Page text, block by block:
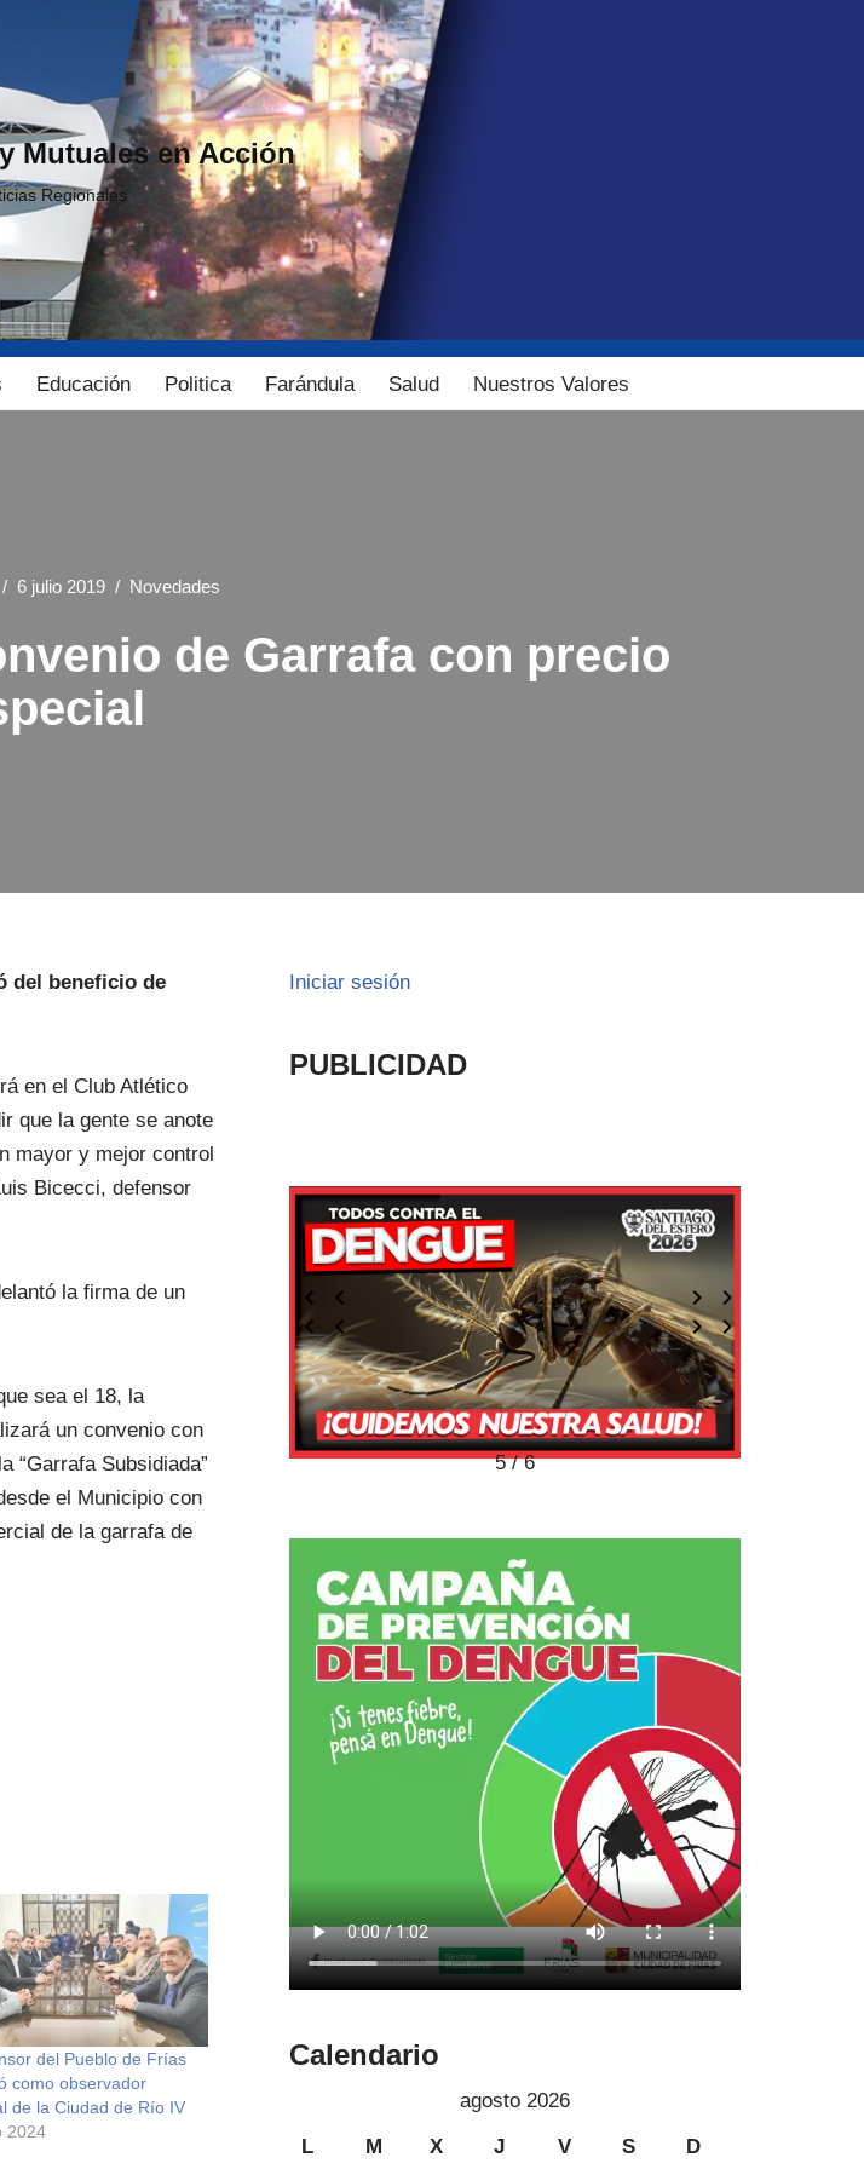
Mutuales en Acción
Regionales
Educación Politica Farándula Salud Nuestros Valores
6 julio 2019 Novedades
de Garrafa con precio
del beneficio de
en el Club Atlético
que la gente se anote
mayor y mejor control
Bicecci, defensor
la firma de un
sea el 18, la
un convenio con
“Garrafa Subsidiada”
el Municipio con
de la garrafa de
del Pueblo de Frías
como observador
de la Ciudad de Río IV
2024
Iniciar sesión
PUBLICIDAD
5 / 6
Calendario
agosto 2026
L
M X J V S D